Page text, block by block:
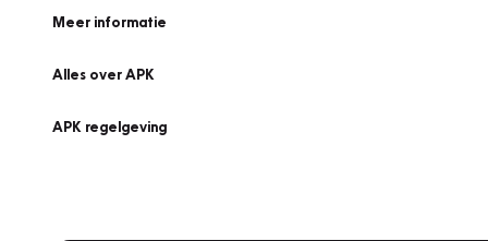
Meer informatie
Alles over APK
APK regelgeving